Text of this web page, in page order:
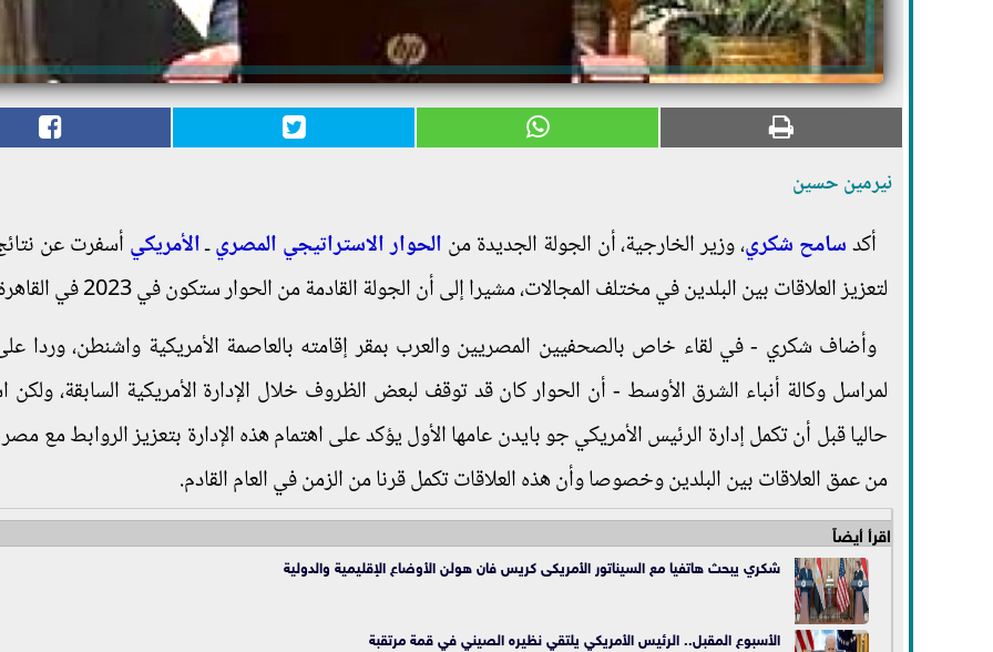
نيرمين حسين
أكدسامح شكري، وزير الخارجية، أن الجولة الجديدة من الحوار الاستراتيجي المصريـالأمريكي أسفرت عن
لتعزيز العلاقات بين البلدين في مختلف المجالات، مشيرا إلى أن الجولة القادمة من الحوار ستكون في 2023 في القاهرة.
وأضاف شكري - في لقاء خاص بالصحفيين المصريين والعرب بمقر إقامته بالعاصمة الأمريكية واشنطن، وردا
لمراسل وكالة أنباء الشرق الأوسط - أن الحوار كان قد توقف لبعض الظروف خلال الإدارة الأمريكية السابقة، ولكن
حاليا قبل أن تكمل إدارة الرئيس الأمريكي جو بايدن عامها الأول يؤكد على اهتمام هذه الإدارة بتعزيز الروابط مع مصر
من عمق العلاقات بين البلدين وخصوصا وأن هذه العلاقات تكمل قرنا من الزمن في العام القادم.
اقرأ أيضاً
شكري يبحث هاتفيا مع السيناتور الأمريكى كريس فان هولن الأوضاع الإقليمية والدولية
الأسبوع المقبل.. الرئيس الأمريكي يلتقي نظيره الصيني في قمة مرتقبة